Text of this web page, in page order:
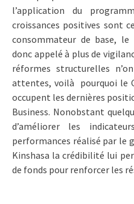
l’application du
croissances positives sont
consommateur de base,
donc appelé à plus de
réformes structurelles
attentes, voilà pourquoi le
occupent les dernières
Business. Nonobstant
d’améliorer les
performances réalisé par le
Kinshasa la crédibilité lui
de fonds pour renforcer les